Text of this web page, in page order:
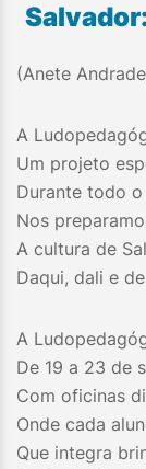
(Anete
A
Um projeto
Durante todo o
Nos
A cultura de
Daqui, dali e
A
De 19 a 23 de
Com oficinas
Onde cada
Que integra